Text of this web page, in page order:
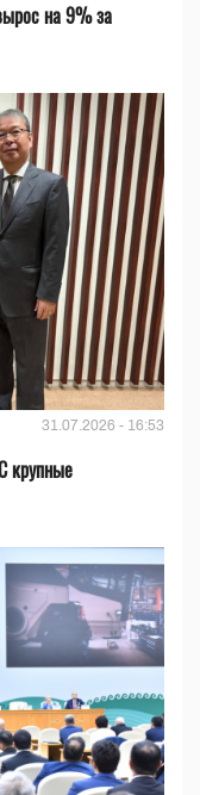
на 9% за
31.07.2026 - 16:53
крупные